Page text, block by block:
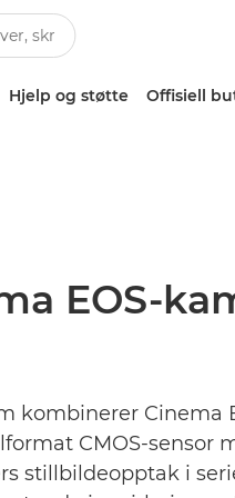
Hjelp og støtte Offisiell
EOS-
kombinerer Cinema
CMOS-sensor
stillbildeopptak i